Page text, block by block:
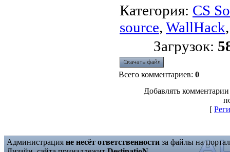
Категория: CS
source, WallHack
Загрузок:
Всего комментариев: 0
Добавлять
[
Администрация не несёт ответственности за файлы на